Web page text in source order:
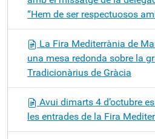
“Hem de ser respectuosos
La Fira Mediterrània de
una mesa redonda sobre la
Tradicionàrius de Gràcia
Avui dimarts 4 d’octubre
les entrades de la Fira